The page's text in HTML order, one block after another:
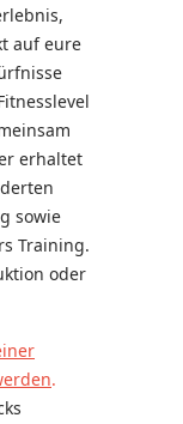
auf eure
erhaltet
sowie
Training.
oder
.